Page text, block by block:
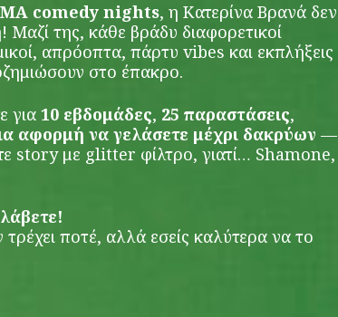
comedy nights, η Κατερίνα Βρανά δεν
Μαζί της, κάθε βράδυ διαφορετικοί
απρόοπτα, πάρτυ vibes και εκπλήξεις
στο έπακρο.
για 10 εβδομάδες, 25 παραστάσεις,
αφορμή να γελάσετε μέχρι δακρύων —
story με glitter φίλτρο, γιατί… Shamone,
ποτέ, αλλά εσείς καλύτερα να το